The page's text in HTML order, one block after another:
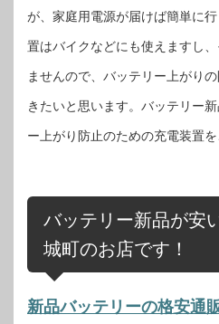
が、家庭用電源が届けば簡単に
置はバイクなどにも使えますし
ませんので、バッテリー上がり
きたいと思います。バッテリー
ー上がり防止のための充電装置を
バッテリー新品が
城町のお店です！
新品バッテリーの格安通